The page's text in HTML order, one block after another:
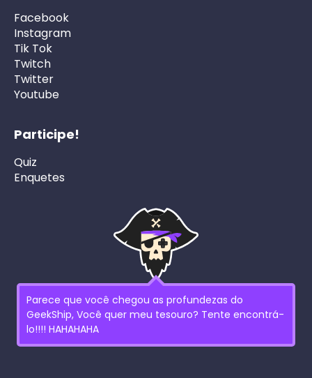
Facebook
Instagram
Tik Tok
Twitch
Twitter
Youtube
Participe!
Quiz
Enquetes
Parece que você chegou as profundezas do
GeekShip, Você quer meu tesouro? Tente encontrá-
lo!!!! HAHAHAHA